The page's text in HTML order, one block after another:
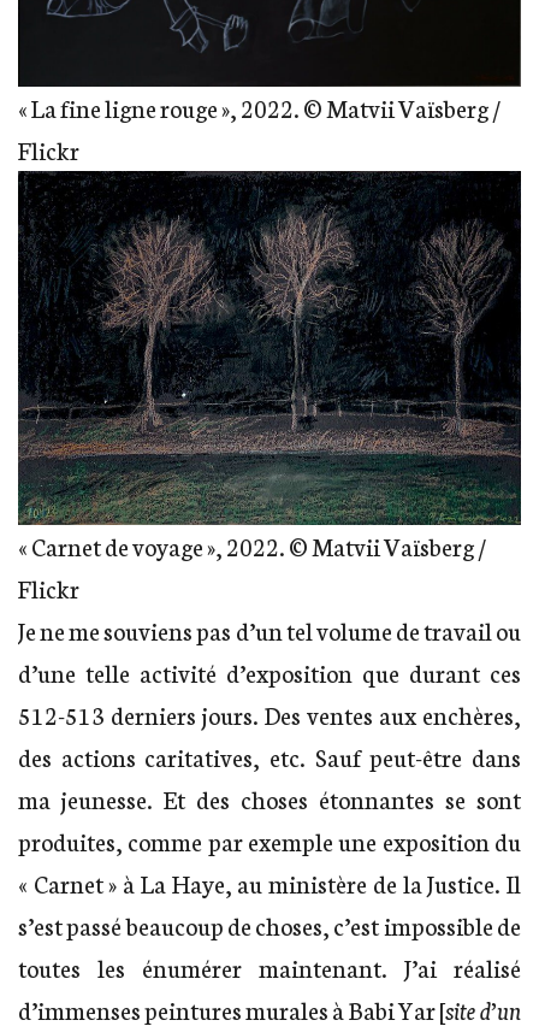
« La fine ligne rouge », 2022. © Matvii Vaïsberg /
Flickr
« Carnet de voyage », 2022. © Matvii Vaïsberg /
Flickr
Je ne me souviens pas d’un tel volume de travail ou
d’une telle activité d’exposition que durant ces
512-513 derniers jours. Des ventes aux enchères,
des actions caritatives, etc. Sauf peut-être dans
ma jeunesse. Et des choses étonnantes se sont
produites, comme par exemple une exposition du
« Carnet » à La Haye, au ministère de la Justice. Il
s’est passé beaucoup de choses, c’est impossible de
toutes les énumérer maintenant. J’ai réalisé
d’immenses peintures murales à Babi Yar [site d’un